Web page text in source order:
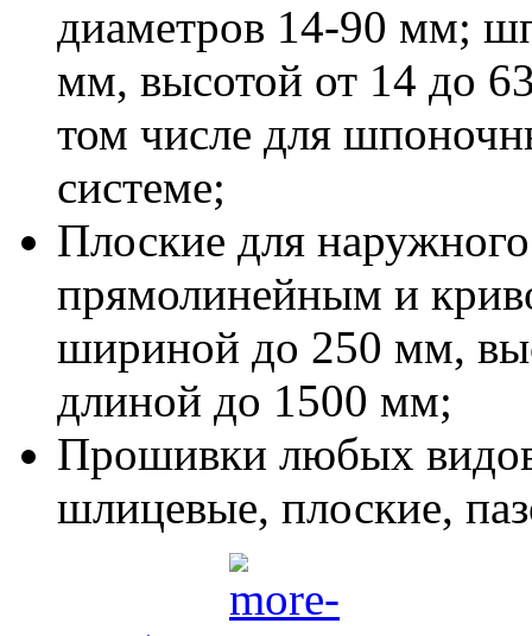
диаметров 14-90 мм;
мм, высотой от 14 до
том числе для
системе;
Плоские для
прямолинейным и
шириной до 250 мм,
длиной до 1500 мм;
Прошивки любых
шлицевые, плоские,